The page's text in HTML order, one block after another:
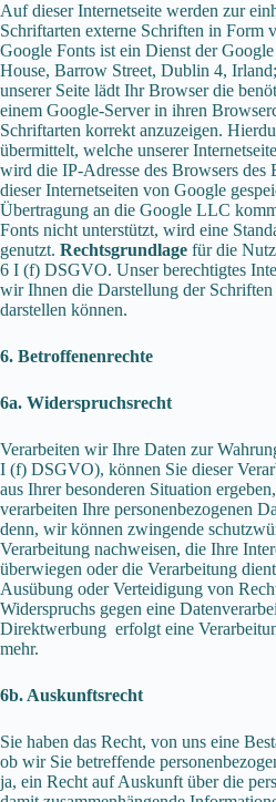
Auf dieser Internetseite werden zur
Schriftarten externe Schriften in Form
Google Fonts ist ein Dienst der
House, Barrow Street, Dublin 4,
unserer Seite lädt Ihr Browser die
einem Google-Server in ihren
Schriftarten korrekt anzuzeigen.
übermittelt, welche unserer
wird die IP-Adresse des Browsers des
dieser Internetseiten von Google
Übertragung an die Google LLC
Fonts nicht unterstützt, wird eine
genutzt. Rechtsgrundlage für die
6 I (f) DSGVO. Unser berechtigtes
wir Ihnen die Darstellung der
darstellen können.
6. Betroffenenrechte
6a. Widerspruchsrecht
Verarbeiten wir Ihre Daten zur
I (f) DSGVO), können Sie dieser
aus Ihrer besonderen Situation
verarbeiten Ihre personenbezogenen
denn, wir können zwingende
Verarbeitung nachweisen, die Ihre
überwiegen oder die Verarbeitung
Ausübung oder Verteidigung von
Widerspruchs gegen eine
Direktwerbung erfolgt eine
mehr.
6b. Auskunftsrecht
Sie haben das Recht, von uns eine
ob wir Sie betreffende
ja, ein Recht auf Auskunft über die